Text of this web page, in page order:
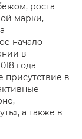
роста
марки,
начало
в
года
присутствие в
а также в